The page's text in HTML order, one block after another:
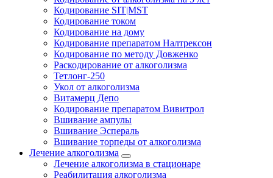
Кодирование SIT|MST
Кодирование током
Кодирование на дому
Кодирование препаратом Налтрексон
Кодирование по методу Довженко
Раскодирование от алкоголизма
Тетлонг-250
Укол от алкоголизма
Витамерц Депо
Кодирование препаратом Вивитрол
Вшивание ампулы
Вшивание Эспераль
Вшивание торпеды от алкоголизма
Лечение алкоголизма
Лечение алкоголизма в стационаре
Реабилитация алкоголизма